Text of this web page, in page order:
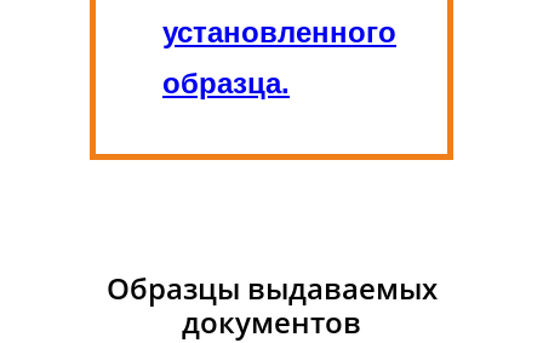
установленного
образца.
Образцы выдаваемых
документов